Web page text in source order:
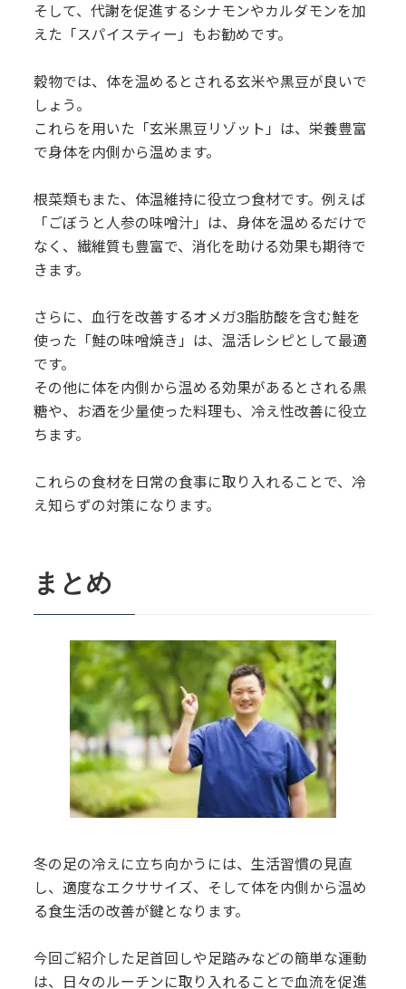
そして、代謝を促進するシナモンやカルダモンを加
えた「スパイスティー」もお勧めです。
穀物では、体を温めるとされる玄米や黒豆が良いで
しょう。
これらを用いた「玄米黒豆リゾット」は、栄養豊富
で身体を内側から温めます。
根菜類もまた、体温維持に役立つ食材です。例えば
「ごぼうと人参の味噌汁」は、身体を温めるだけで
なく、繊維質も豊富で、消化を助ける効果も期待で
きます。
さらに、血行を改善するオメガ3脂肪酸を含む鮭を
使った「鮭の味噌焼き」は、温活レシピとして最適
です。
その他に体を内側から温める効果があるとされる黒
糖や、お酒を少量使った料理も、冷え性改善に役立
ちます。
これらの食材を日常の食事に取り入れることで、冷
え知らずの対策になります。
まとめ
冬の足の冷えに立ち向かうには、生活習慣の見直
し、適度なエクササイズ、そして体を内側から温め
る食生活の改善が鍵となります。
今回ご紹介した足首回しや足踏みなどの簡単な運動
は、日々のルーチンに取り入れることで血流を促進